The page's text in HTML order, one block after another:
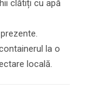
clătiți cu apă
la o
locală.